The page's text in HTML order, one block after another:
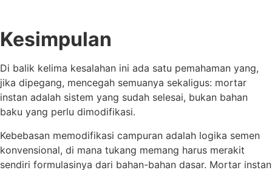
Kesimpulan
Di balik kelima kesalahan ini ada satu pemahaman yang,
jika dipegang, mencegah semuanya sekaligus: mortar
instan adalah sistem yang sudah selesai, bukan bahan
baku yang perlu dimodifikasi.
Kebebasan memodifikasi campuran adalah logika semen
konvensional, di mana tukang memang harus merakit
sendiri formulasinya dari bahan-bahan dasar. Mortar instan